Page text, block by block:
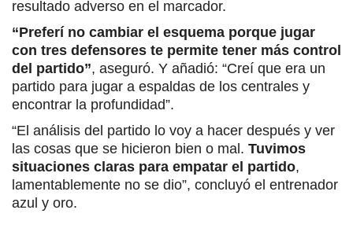
resultado adverso en el marcador.
“Preferí no cambiar el esquema porque jugar
con tres defensores te permite tener más control
del partido”, aseguró. Y añadió: “Creí que era un
partido para jugar a espaldas de los centrales y
encontrar la profundidad”.
“El análisis del partido lo voy a hacer después y ver
las cosas que se hicieron bien o mal. Tuvimos
situaciones claras para empatar el partido,
lamentablemente no se dio”, concluyó el entrenador
azul y oro.